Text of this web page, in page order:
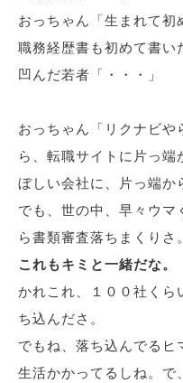
おっちゃん「生まれて初
職務経歴書も初めて書い
凹んだ若者「・・・」
おっちゃん「リクナビ
ら、転職サイトに片っ
ぼしい会社に、片っ端か
でも、世の中、早々ウ
ら書類審査落ちまくりさ。
これもキミと一緒だな。
かれこれ、１００社くら
ち込んださ。
でもね、落ち込んでるヒ
生活かかってるしね。で